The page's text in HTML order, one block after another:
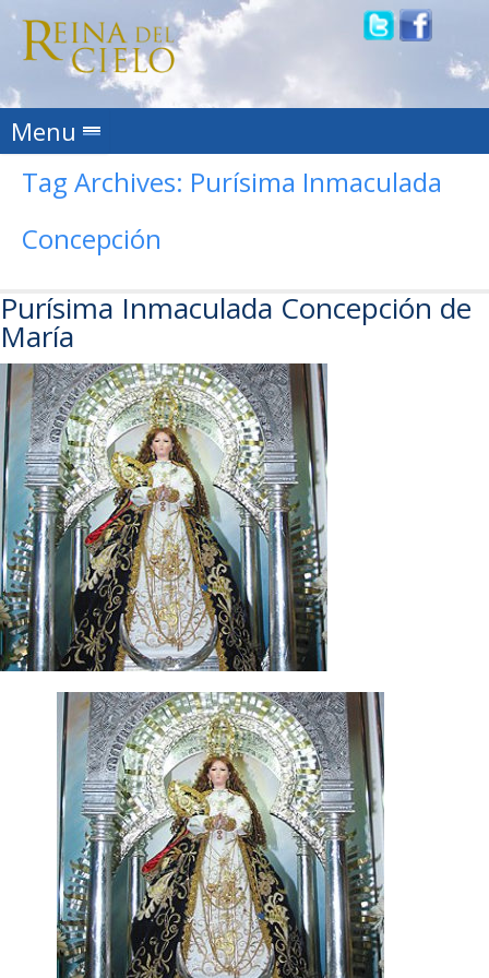
Menu Skip to content
Tag Archives: Purísima Inmaculada
Concepción
Purísima Inmaculada Concepción de
María